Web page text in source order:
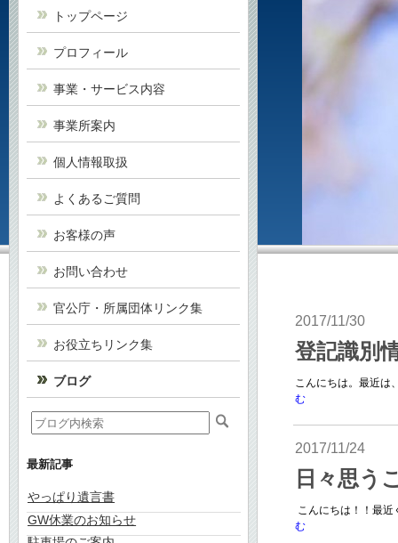
トップページ
プロフィール
事業・サービス内容
事業所案内
個人情報取扱
よくあるご質問
お客様の声
お問い合わせ
官公庁・所属団体リンク集
お役立ちリンク集
ブログ
最新記事
やっぱり遺言書
GW休業のお知らせ
2017/11/30
登記識別
こんにちは。最近は
む
2017/11/24
日々思う
こんにちは！！最
む